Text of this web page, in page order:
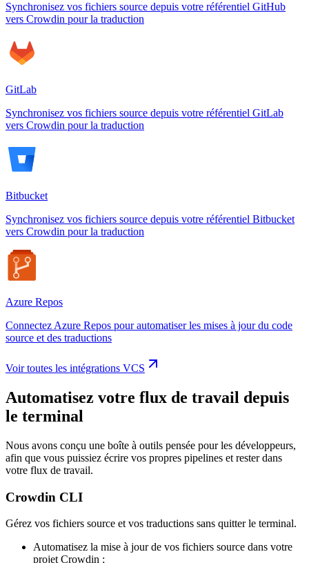
Synchronisez vos fichiers source depuis votre référentiel GitHub
vers Crowdin pour la traduction
GitLab
Synchronisez vos fichiers source depuis votre référentiel GitLab
vers Crowdin pour la traduction
Bitbucket
Synchronisez vos fichiers source depuis votre référentiel Bitbucket
vers Crowdin pour la traduction
Azure Repos
Connectez Azure Repos pour automatiser les mises à jour du code
source et des traductions
Voir toutes les intégrations VCS
Automatisez votre flux de travail depuis
le terminal
Nous avons conçu une boîte à outils pensée pour les développeurs,
afin que vous puissiez écrire vos propres pipelines et rester dans
votre flux de travail.
Crowdin CLI
Gérez vos fichiers source et vos traductions sans quitter le terminal.
Automatisez la mise à jour de vos fichiers source dans votre
projet Crowdin ;